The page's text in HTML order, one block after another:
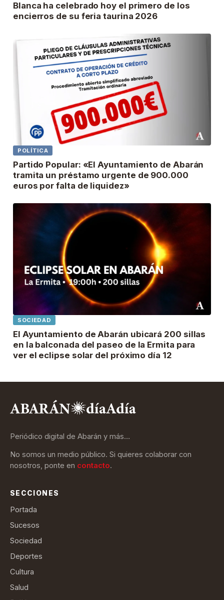
Blanca ha celebrado hoy el primero de los
encierros de su feria taurina 2026
POLÍTICA
Partido Popular: «El Ayuntamiento de Abarán
tramita un préstamo urgente de 900.000
euros por falta de liquidez»
SOCIEDAD
El Ayuntamiento de Abarán ubicará 200 sillas
en la balconada del paseo de la Ermita para
ver el eclipse solar del próximo día 12
Periódico digital de Abarán y más…
No somos un medio público. Si quieres colaborar con
nosotros, ponte en contacto.
SECCIONES
Portada
Sucesos
Sociedad
Deportes
Cultura
Salud